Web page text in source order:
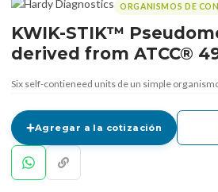
ORGANISMOS DE
KWIK-STIK™
derived from ATCC®
Six self-contieneed units de un simple
Agregar a la cotización